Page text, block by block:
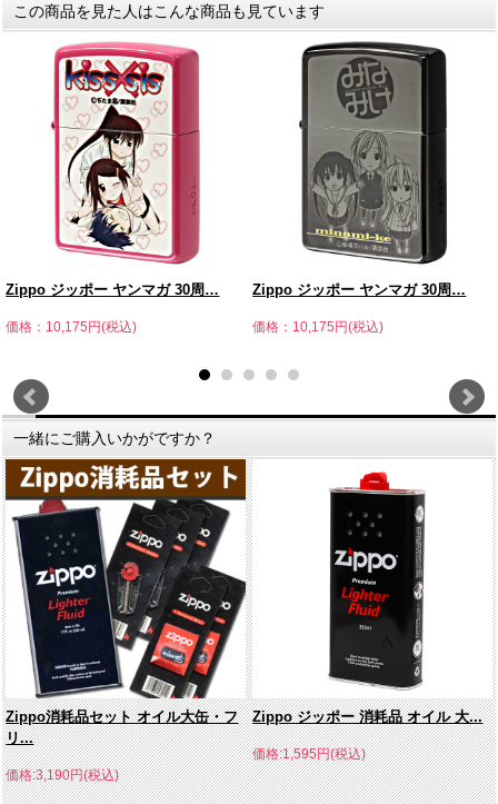
この商品を見た人はこんな商品も見ています
Zippo ジッポー ヤンマガ 30周…
価格：10,175円(税込)
Zippo ジッポー ヤンマガ 30周…
価格：10,175円(税込)
一緒にご購入いかがですか？
Zippo消耗品セット オイル大缶・フ
リ...
価格:3,190円(税込)
Zippo ジッポー 消耗品 オイル 大...
価格:1,595円(税込)